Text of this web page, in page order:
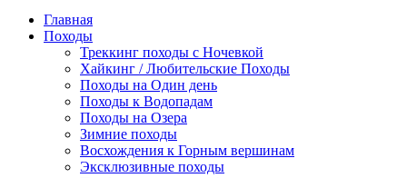
Главная
Походы
Треккинг походы с Ночевкой
Хайкинг / Любительские Походы
Походы на Один день
Походы к Водопадам
Походы на Озера
Зимние походы
Восхождения к Горным вершинам
Эксклюзивные походы